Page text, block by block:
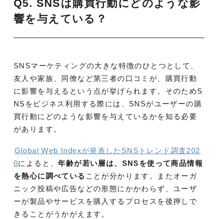
Q5. SNSは購買行動にどのような影
響を与えている？
SNSマーケティングの大きな特徴のひとつとして、
友人や家族、同僚など第三者の口コミが、購買行動
に影響を与えるという点が挙げられます。そのためS
NSをビジネス利用する際には、SNSがユーザーの購
買行動にどのような影響を与えているかを知る必要
があります。
Global Web Indexが発表したSNSトレンド調査202
0によると、年齢が若い層は、SNSを使って商品情報
を熱心に調べている ことが分かります。またオーガ
ニック投稿や広告などの形態にかかわらず、ユーザ
ーが製品やサービスを購入するプロセスを後押しで
きることがうかがえます。